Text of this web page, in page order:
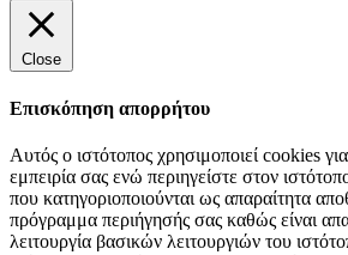
Close
Επισκόπηση απορρήτου
Αυτός ο ιστότοπος χρησιμοποιεί cookies
εμπειρία σας ενώ περιηγείστε στον
που κατηγοριοποιούνται ως απαραίτητα
πρόγραμμα περιήγησής σας καθώς είναι
λειτουργία βασικών λειτουργιών του